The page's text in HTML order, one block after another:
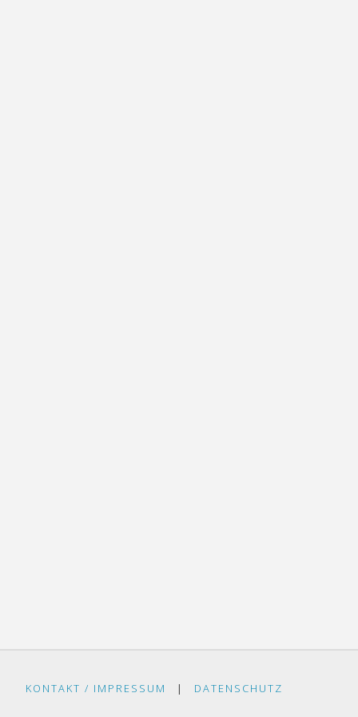
KONTAKT / IMPRESSUM | DATENSCHUTZ